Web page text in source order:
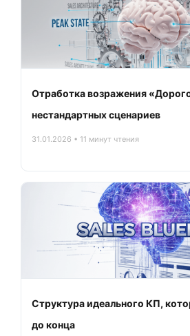
Отработка возражения
нестандартных сценариев
31.01.2026 • 11 минут чтения
Структура идеального КП,
до конца